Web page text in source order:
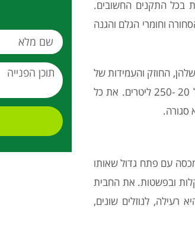
בכל התקנים החשובים.
וחומרי הגלם והגנה
החוזק והעמידות של
סגורה.
עם פתח גדול שאותו
ובפשטות. את החבית
לנוזלים שונים,